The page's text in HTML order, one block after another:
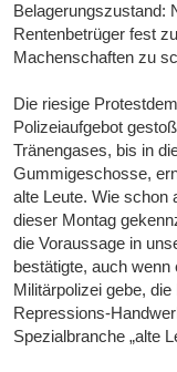
Belagerungszustand:
Rentenbetrüger fest
Machenschaften zu
Die riesige
Polizeiaufgebot
Tränengases, bis in
Gummigeschosse,
alte Leute. Wie schon
dieser Montag
die Voraussage in
bestätigte, auch
Militärpolizei gebe,
Repressions-
Spezialbranche „alte